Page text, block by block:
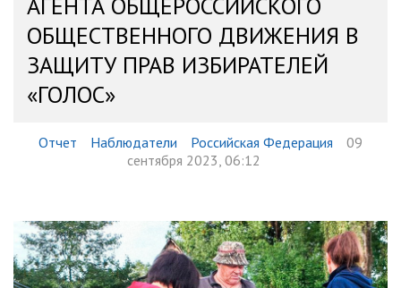
ОБЩЕСТВЕННОГО ДВИЖЕНИЯ В
ЗАЩИТУ ПРАВ ИЗБИРАТЕЛЕЙ
«ГОЛОС»
Отчет Наблюдатели Российская Федерация
09
сентября 2023, 06:12